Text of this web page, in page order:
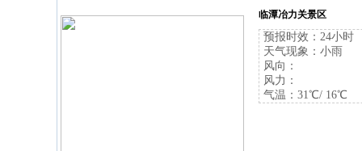
临潭冶力关景区
预报时效：24小时
天气现象：小雨
风向：
风力：
气温：31℃/ 16℃